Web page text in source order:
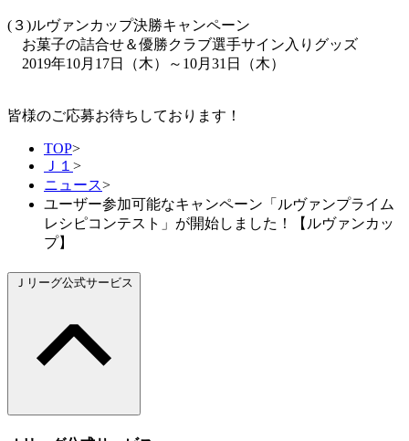
(３)ルヴァンカップ決勝キャンペーン
お菓子の詰合せ＆優勝クラブ選手サイン入りグッズ
2019年10月17日（木）～10月31日（木）
皆様のご応募お待ちしております！
TOP>
Ｊ１ >
ニュース>
ユーザー参加可能なキャンペーン「ルヴァンプライム
レシピコンテスト」が開始しました！【ルヴァンカッ
プ】
Ｊリーグ公式サービス